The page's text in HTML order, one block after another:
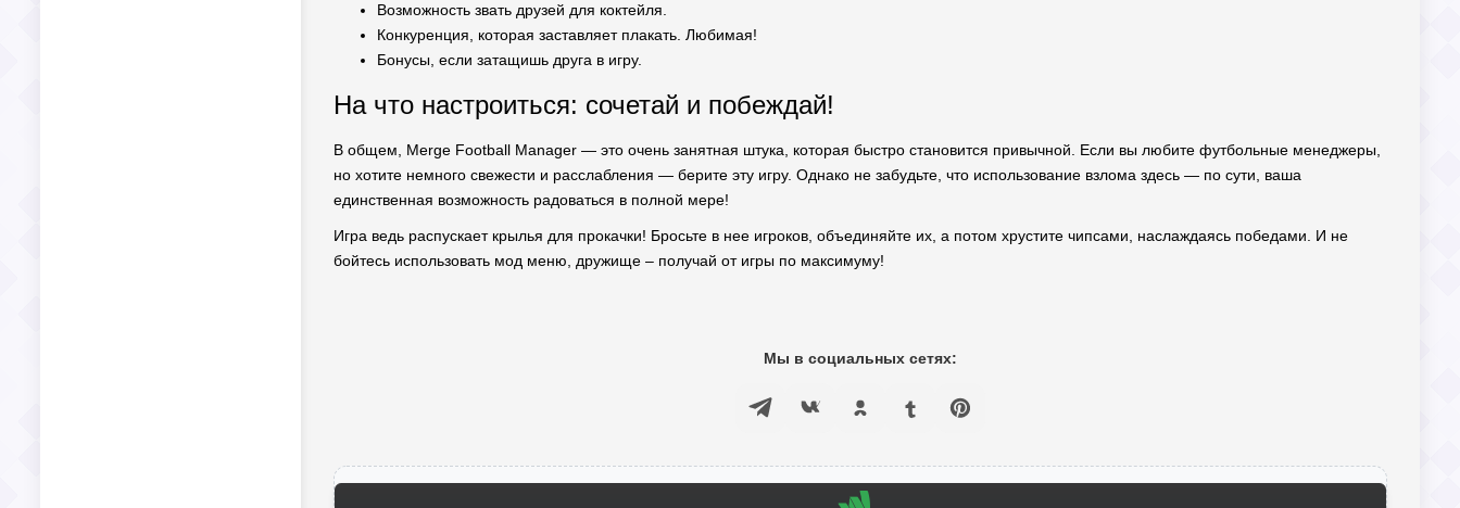
Возможность звать друзей для коктейля.
Конкуренция, которая заставляет плакать. Любимая!
Бонусы, если затащишь друга в игру.
На что настроиться: сочетай и побеждай!
В общем, Merge Football Manager — это очень занятная штука, которая быстро становится привычной. Если вы любите футбольные менеджеры,
но хотите немного свежести и расслабления — берите эту игру. Однако не забудьте, что использование взлома здесь — по сути, ваша
единственная возможность радоваться в полной мере!
Игра ведь распускает крылья для прокачки! Бросьте в нее игроков, объединяйте их, а потом хрустите чипсами, наслаждаясь победами. И не
бойтесь использовать мод меню, дружище – получай от игры по максимуму!
Мы в социальных сетях: